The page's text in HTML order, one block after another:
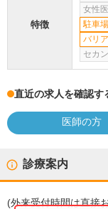
特徴
女性
駐車場
バリ
セカ
直近の求人を確認す
医師の方
診療案内
(外来受付時間は直接